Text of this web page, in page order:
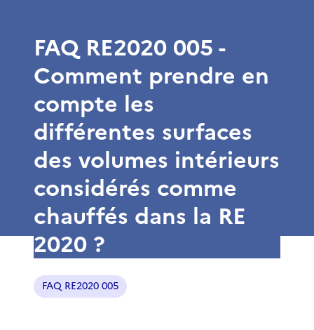
FAQ RE2020 005 -
Comment prendre en
compte les
différentes surfaces
des volumes intérieurs
considérés comme
chauffés dans la RE
2020 ?
FAQ RE2020 005